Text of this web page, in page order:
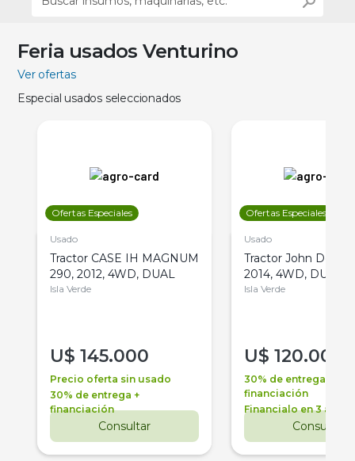
Feria usados Venturino
Ver ofertas
Especial usados seleccionados
Ofertas Especiales
Usado
Tractor CASE IH MAGNUM
290, 2012, 4WD, DUAL
Isla Verde
U$ 145.000
Precio oferta sin usado
30% de entrega +
financiación
Consultar
Ofertas Especiales
Usado
Tractor John Deere
2014, 4WD, DUAL
Isla Verde
U$ 120.000
30% de entrega +
financiación
Financialo en 3 años
Consultar